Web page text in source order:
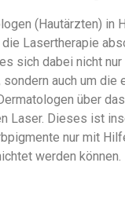
(Hautärzten) in
Lasertherapie
sich dabei nicht
sondern auch um
über
Laser. Dieses ist
nur mit
werden können.